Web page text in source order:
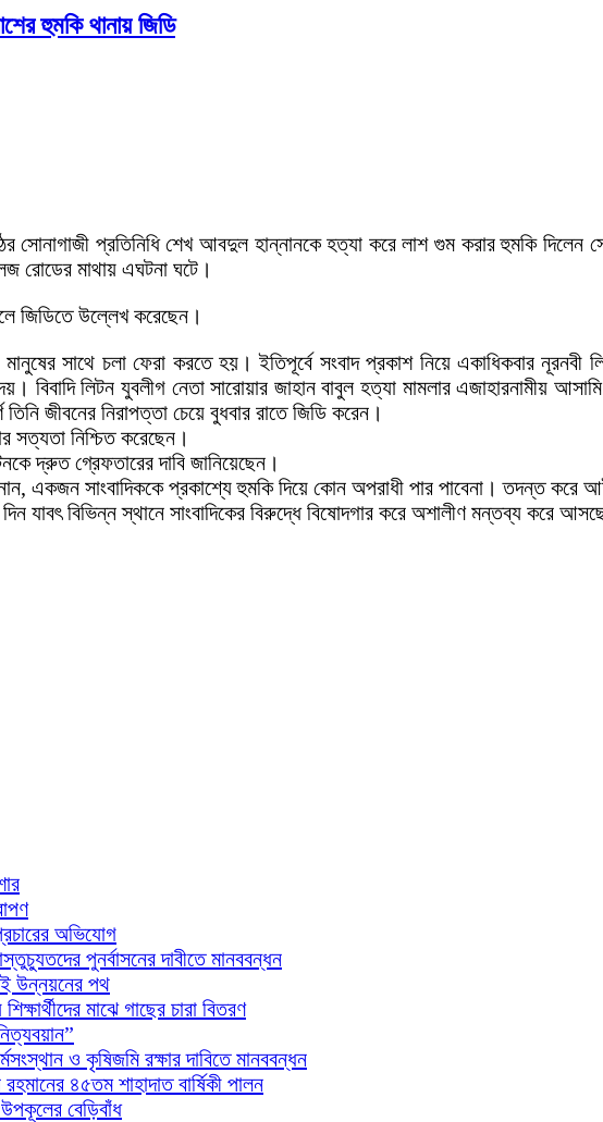
হুমকি থানায় জিডি
সোনাগাজী প্রতিনিধি শেখ আবদুল হান্নানকে হত্যা করে লাশ গুম করার হুমকি দিলেন
রোডের মাথায় এঘটনা ঘটে।
জিডিতে উল্লেখ করেছেন।
সাথে চলা ফেরা করতে হয়। ইতিপূর্বে সংবাদ প্রকাশ নিয়ে একাধিকবার নূরনবী
বিবাদি লিটন যুবলীগ নেতা সারোয়ার জাহান বাবুল হত্যা মামলার এজাহারনামীয়
তিনি জীবনের নিরাপত্তা চেয়ে বুধবার রাতে জিডি করেন।
সত্যতা নিশ্চিত করেছেন।
দ্রুত গ্রেফতারের দাবি জানিয়েছেন।
একজন সাংবাদিককে প্রকাশ্যে হুমকি দিয়ে কোন অপরাধী পার পাবেনা। তদন্ত
যাবৎ বিভিন্ন স্থানে সাংবাদিকের বিরুদ্ধে বিষোদগার করে অশালীণ মন্তব্য করে
অভিযোগ
পুনর্বাসনের দাবীতে মানববন্ধন
উন্নয়নের পথ
মাঝে গাছের চারা বিতরণ
ও কৃষিজমি রক্ষার দাবিতে মানববন্ধন
৪৫তম শাহাদাত বার্ষিকী পালন
বেড়িবাঁধ